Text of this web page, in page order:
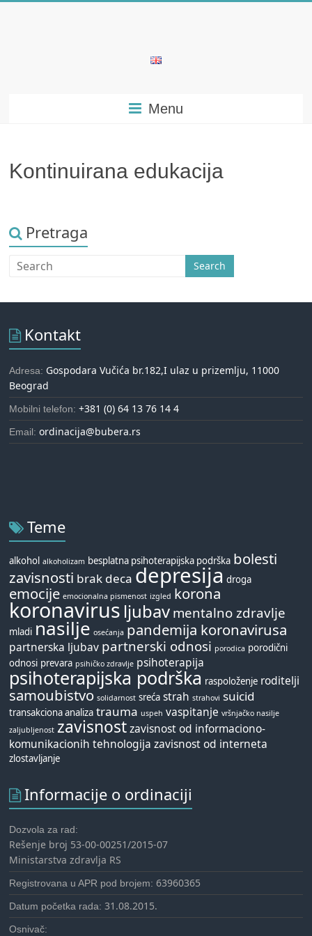
psihijatrije
Menu
Kontinuirana edukacija
Pretraga
Kontakt
Adresa: Gospodara Vučića br.182,I ulaz u prizemlju, 11000
Beograd
Mobilni telefon:+381 (0) 64 13 76 14 4
Email:ordinacija@bubera.rs
Teme
alkohol alkoholizam besplatna psihoterapijska podrška bolesti
zavisnosti brak deca depresija droga
emocije emocionalna pismenost izgled korona
koronavirus ljubav mentalno zdravlje
mladi nasilje osećanja pandemija koronavirusa
partnerska ljubav partnerski odnosi porodica porodični
odnosi prevara psihičko zdravlje psihoterapija
psihoterapijska podrška raspoloženje roditelji
samoubistvo solidarnost sreća strah strahovi suicid
transakciona analiza trauma uspeh vaspitanje vršnjačko nasilje
zaljubljenost zavisnost zavisnost od informaciono-
komunikacionih tehnologija zavisnost od interneta
zlostavljanje
Informacije o ordinaciji
Dozvola za rad:
Rešenje broj 53-00-00251/2015-07
Ministarstva zdravlja RS
Registrovana u APR pod brojem:63960365
Datum početka rada:31.08.2015.
Osnivač: